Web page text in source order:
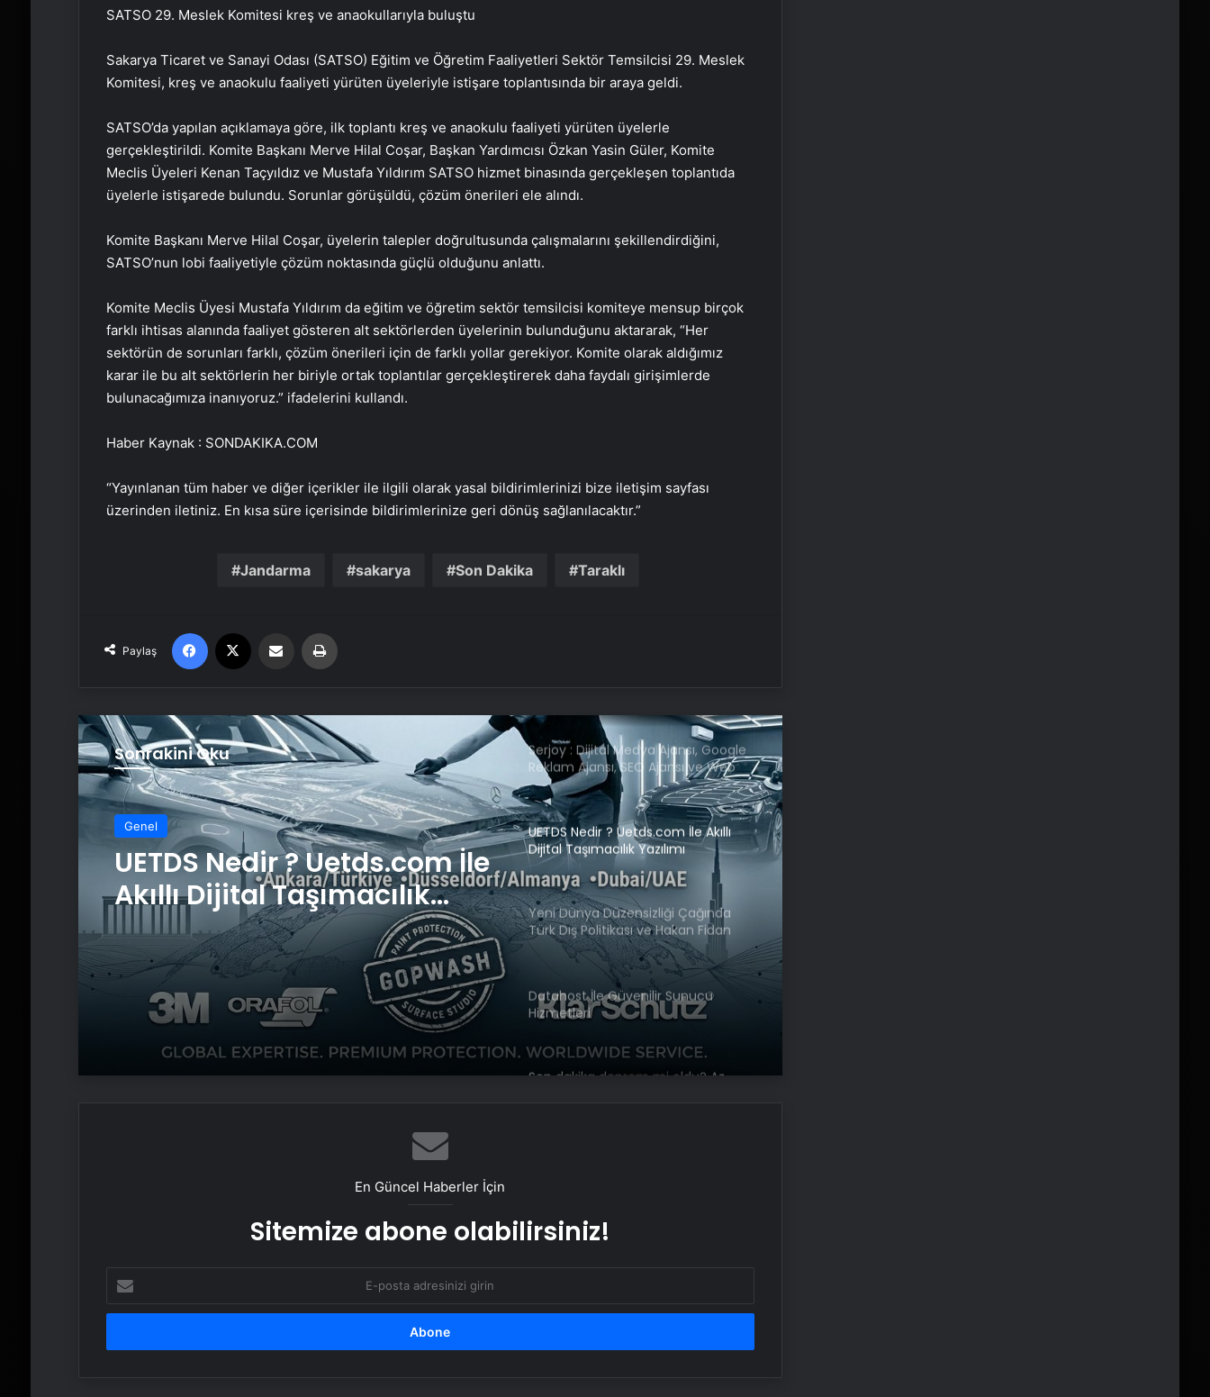
SATSO 29. Meslek Komitesi kreş ve anaokullarıyla buluştu
Sakarya Ticaret ve Sanayi Odası (SATSO) Eğitim ve Öğretim Faaliyetleri Sektör Temsilcisi 29. Meslek
Komitesi, kreş ve anaokulu faaliyeti yürüten üyeleriyle istişare toplantısında bir araya geldi.
SATSO’da yapılan açıklamaya göre, ilk toplantı kreş ve anaokulu faaliyeti yürüten üyelerle
gerçekleştirildi. Komite Başkanı Merve Hilal Coşar, Başkan Yardımcısı Özkan Yasin Güler, Komite
Meclis Üyeleri Kenan Taçyıldız ve Mustafa Yıldırım SATSO hizmet binasında gerçekleşen toplantıda
üyelerle istişarede bulundu. Sorunlar görüşüldü, çözüm önerileri ele alındı.
Komite Başkanı Merve Hilal Coşar, üyelerin talepler doğrultusunda çalışmalarını şekillendirdiğini,
SATSO’nun lobi faaliyetiyle çözüm noktasında güçlü olduğunu anlattı.
Komite Meclis Üyesi Mustafa Yıldırım da eğitim ve öğretim sektör temsilcisi komiteye mensup birçok
farklı ihtisas alanında faaliyet gösteren alt sektörlerden üyelerinin bulunduğunu aktararak, “Her
sektörün de sorunları farklı, çözüm önerileri için de farklı yollar gerekiyor. Komite olarak aldığımız
karar ile bu alt sektörlerin her biriyle ortak toplantılar gerçekleştirerek daha faydalı girişimlerde
bulunacağımıza inanıyoruz.” ifadelerini kullandı.
Haber Kaynak : SONDAKIKA.COM
“Yayınlanan tüm haber ve diğer içerikler ile ilgili olarak yasal bildirimlerinizi bize iletişim sayfası
üzerinden iletiniz. En kısa süre içerisinde bildirimlerinize geri dönüş sağlanılacaktır.”
Jandarma sakarya Son Dakika Taraklı
Paylaş
Facebook Email'den paylaş
Sonrakini Oku
Genel
UETDS Nedir ? Uetds.com İle
Akıllı Dijital Taşımacılık
Yazılımı
Damadı olduğuna ikna ederek yaşlı
kadını dolandırdı: Sesini
kopyalamışlar
Trafik kazasında öldü, davul zurna
ile toprağa verildi
Serjoy : Dijital Medya Ajansı, Google
Reklam Ajansı, SEO Ajansı ve Web
Tasarım Ajansı
UETDS Nedir ? Uetds.com İle Akıllı
Dijital Taşımacılık Yazılımı
Yeni Dünya Düzensizliği Çağında
Türk Dış Politikası ve Hakan Fidan
Faktörü
Datahost İle Güvenilir Sunucu
Hizmetleri
Son dakika deprem mi oldu? Az
1 yıldır kayıp olan Nagihan’ın katili
En Güncel Haberler İçin
Sitemize abone olabilirsiniz!
posta
adresinizi